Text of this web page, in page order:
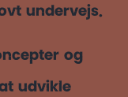
undervejs.
og
udvikle